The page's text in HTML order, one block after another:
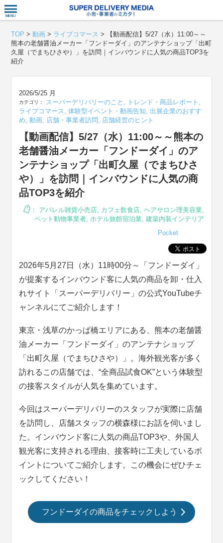
TOP >動画 > ライブコマース >
【動画配信】5/27（水）11:00～～
熊本の老舗醤油メーカー「フンドーダイ」のアンテナショップ「出町
久屋（でまちひさや）」を訪問｜インバウンドに人気の商品TOP3を
紹介
2026/5/25 月
カテゴリ： スーパーデリバリーのこと , トレンド・商品レポート ,
ライブコマース,体験型イベント・動画告知, 出展企業のおすす
め,動画, 店舗・事業者訪問 , 店舗経営のヒント
【動画配信】5/27（水）11:00～～熊本の
老舗醤油メーカー「フンドーダイ」のア
ンテナショップ「出町久屋（でまちひさ
や）」を訪問｜インバウンドに人気の商
品TOP3を紹介
： アパレル雑貨小売店, カフェ飲食店, ヘアサロン理美容業,
ペット動物事業者, ホテル旅館宿泊業, 建築内装インテリア
Pocket
2026年5月27日（水）11時00分～「フンドーダイ」
が提案するインバウンド客に人気の商品を卸・仕入
れサイト「スーパーデリバリー」の公式YouTubeチ
ャンネルにてご紹介します！
東京・浅草のかっぱ橋エリアにある、熊本の老舗醤
油メーカー「フンドーダイ」のアンテナショップ
「出町久屋（でまちひさや）」。海外観光客が多く
訪れるこの店舗では、“全商品試食OK”という体験型
の接客スタイルが人気を集めています。
今回はスーパーデリバリーのスタッフが実際に店舗
を訪問し、店舗スタッフの横森様にお話を伺いまし
た。インバウンド客に人気の商品TOP3や、外国人
観光客に支持される理由、接客時に工夫しているポ
イントについてご紹介します。この機会にぜひチェ
ックしてください！
フンドーダイの商品をチェックしよう